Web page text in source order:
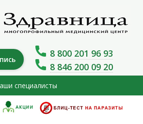
8 800 201 96 93
8 846 200 09 20
специалисты